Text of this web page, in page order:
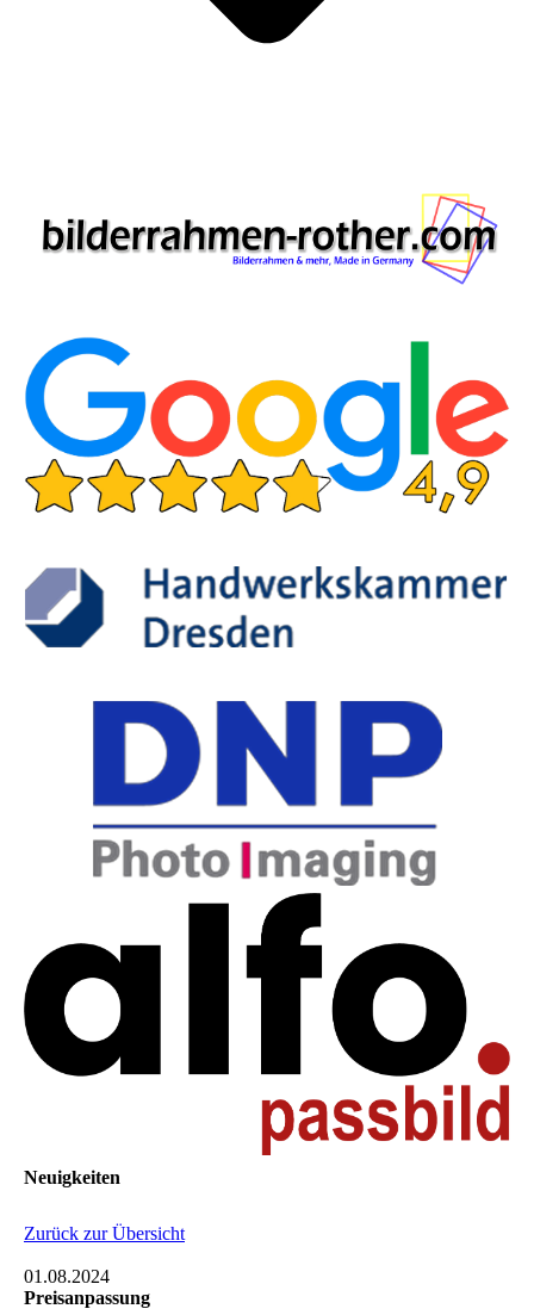
Neuigkeiten
Zurück zur Übersicht
01.08.2024
Preisanpassung